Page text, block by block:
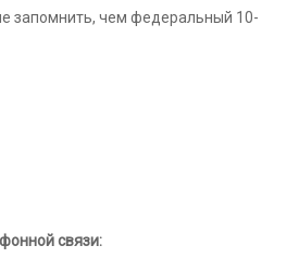
запомнить, чем федеральный 10-
связи: